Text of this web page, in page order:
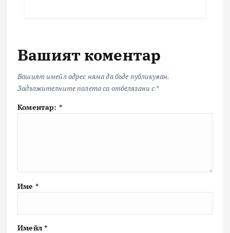
Вашият коментар
Вашият имейл адрес няма да бъде публикуван.
Задължителните полета са отбелязани с *
Коментар: *
Име *
Имейл *